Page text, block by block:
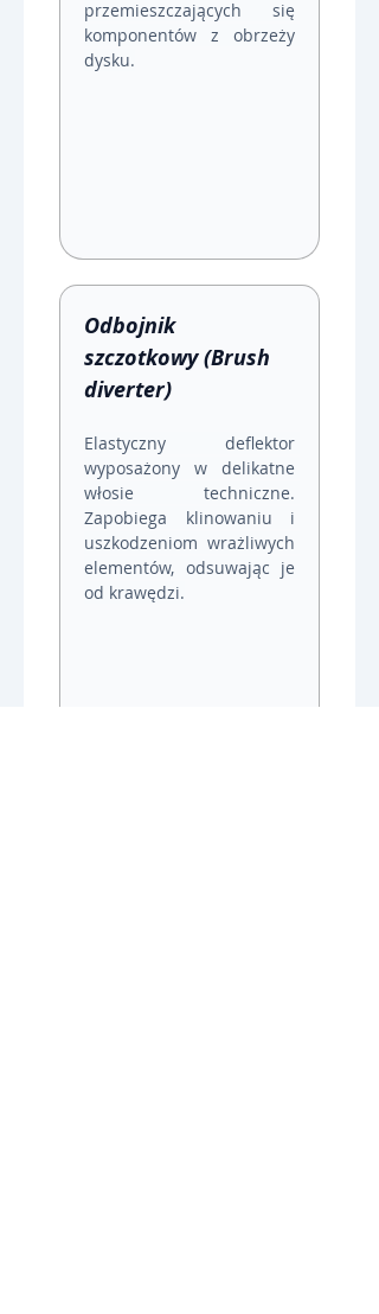
przemieszczających się
komponentów z obrzeży
dysku.
Odbojnik
szczotkowy (Brush
diverter)
Elastyczny deflektor
wyposażony w delikatne
włosie techniczne.
Zapobiega klinowaniu i
uszkodzeniom wrażliwych
elementów, odsuwając je
od krawędzi.